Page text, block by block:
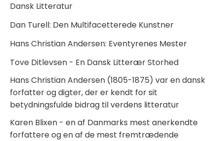
Dansk Litteratur
Dan Turell: Den Multifacetterede Kunstner
Hans Christian Andersen: Eventyrenes Mester
Tove Ditlevsen - En Dansk Litterær Storhed
Hans Christian Andersen (1805-1875) var en dansk
forfatter og digter, der er kendt for sit
betydningsfulde bidrag til verdens litteratur
Karen Blixen - en af Danmarks mest anerkendte
forfattere og en af de mest fremtrædende